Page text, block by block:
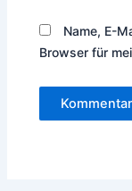
Name, E-
Browser für